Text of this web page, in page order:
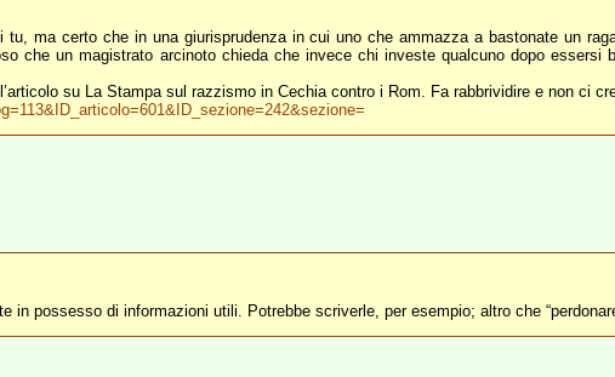
ma certo che in una giurisprudenza in cui uno che ammazza a bastonate un
che un magistrato arcinoto chieda che invece chi investe qualcuno dopo essersi
su La Stampa sul razzismo in Cechia contro i Rom. Fa rabbrividire e non ci
possesso di informazioni utili. Potrebbe scriverle, per esempio; altro che